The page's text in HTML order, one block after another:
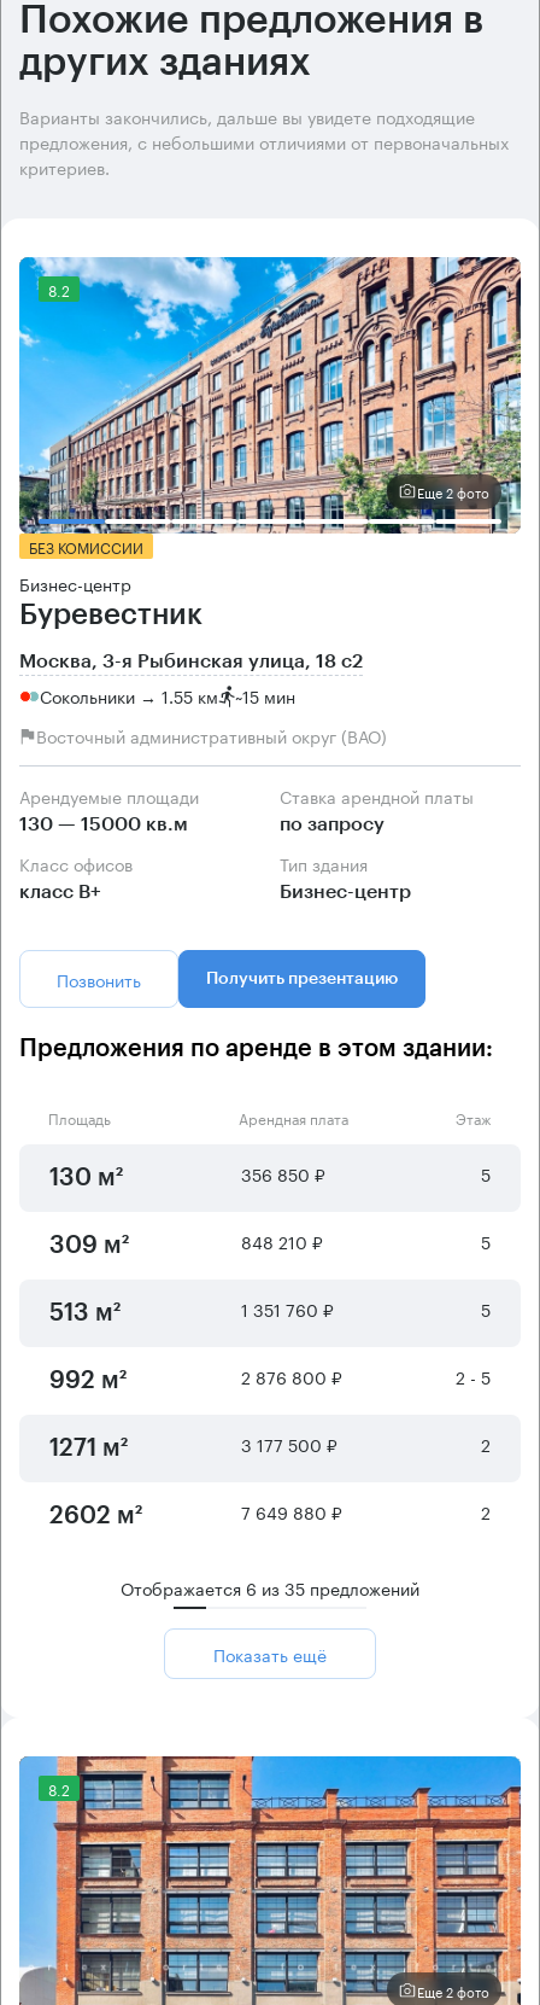
Похожие предложения в
других зданиях
Варианты закончились, дальше вы увидете подходящие
предложения, с небольшими отличиями от первоначальных
критериев.
8.2
Еще 2 фото
БЕЗ КОМИССИИ
Бизнес-центр
Буревестник
Москва, 3-я Рыбинская улица, 18 с2
Сокольники → 1.55 км ~15 мин
Восточный административный округ (ВАО)
Арендуемые площади
130 — 15000 кв.м
Ставка арендной платы
по запросу
Класс офисов
класс B+
Тип здания
Бизнес-центр
Позвонить Получить презентацию
Предложения по аренде в этом здании:
Площадь Арендная плата Этаж
130 м² 356 850 ₽ 5
309 м² 848 210 ₽ 5
513 м² 1 351 760 ₽ 5
992 м² 2 876 800 ₽ 2 - 5
1271 м² 3 177 500 ₽ 2
2602 м² 7 649 880 ₽ 2
Отображается 6 из35 предложений
Показать ещё
8.2
Еще 2 фото